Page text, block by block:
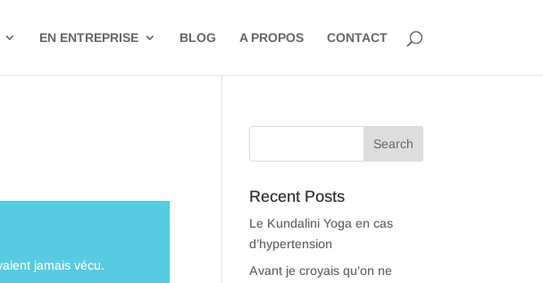
EN ENTREPRISE BLOG A PROPOS CONTACT
jamais vécu.
Recent Posts
Le Kundalini Yoga en cas
d’hypertension
Avant je croyais qu’on ne